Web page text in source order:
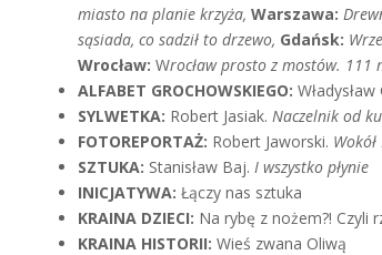
miasto na planie krzyża,Warszawa:
sąsiada, co sadził to drzewo, Gdańsk:
Wrocław: Wrocław prosto z mostów. 111
ALFABET GROCHOWSKIEGO:
SYLWETKA: Robert Jasiak.Naczelnik od
FOTOREPORTAŻ: Robert Jaworski. Wokół
SZTUKA: Stanisław Baj.I wszystko płynie
INICJATYWA:Łączy nas sztuka
KRAINA DZIECI: Na rybę z nożem?! Czyli
KRAINA HISTORII:Wieś zwana Oliwą